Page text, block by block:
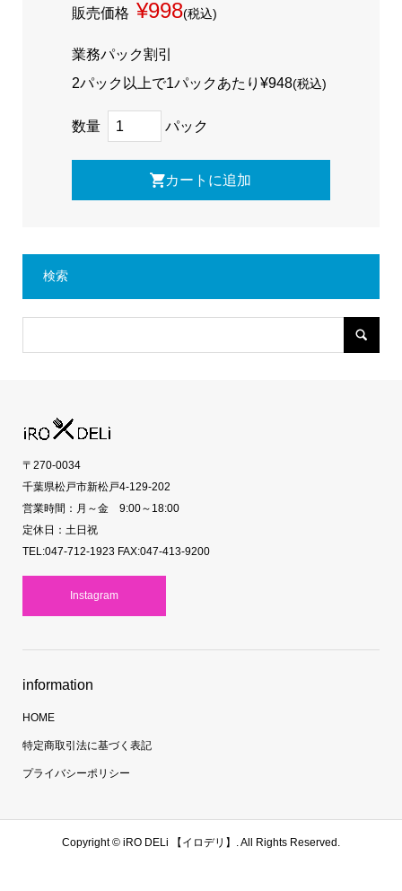
販売価格 ¥998(税込)
業務パック割引
2パック以上で1パックあたり ¥948(税込)
数量 パック
検索
〒270-0034
千葉県松戸市新松戸4-129-202
営業時間：月～金 9:00～18:00
定休日：土日祝
TEL:047-712-1923 FAX:047-413-9200
Instagram
information
HOME
特定商取引法に基づく表記
プライバシーポリシー
Copyright © iRO DELi 【イロデリ】. All Rights Reserved.